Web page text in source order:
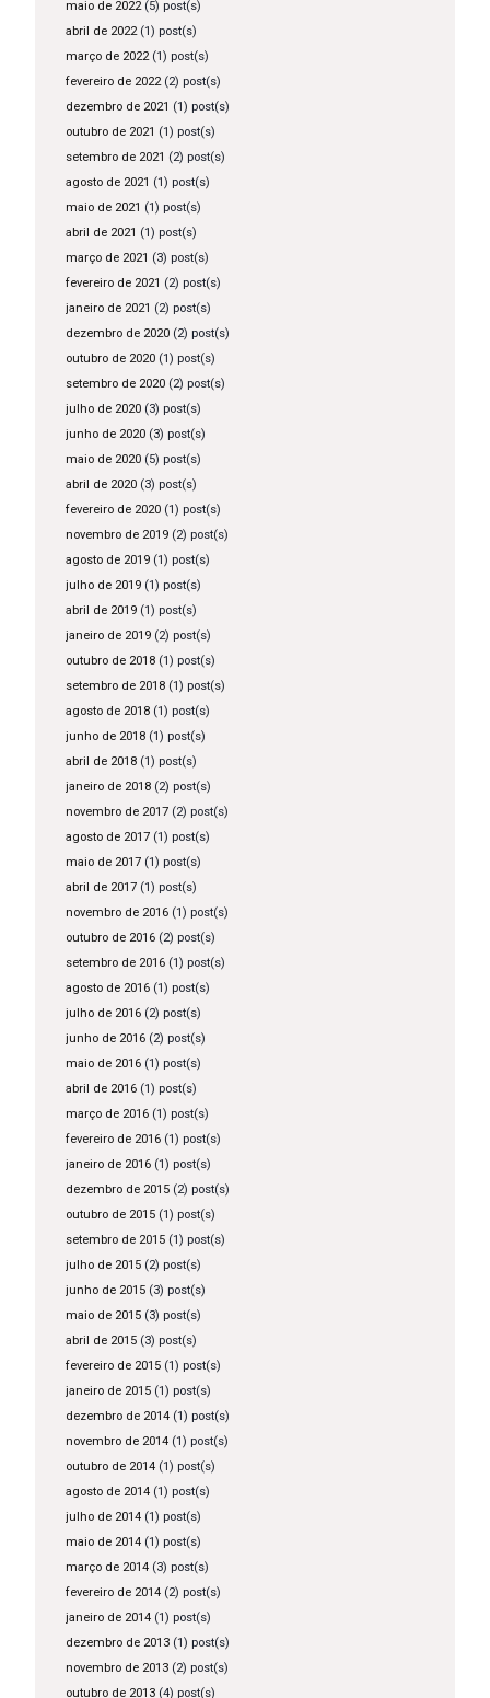
maio de 2022(5) post(s)
abril de 2022(1) post(s)
março de 2022(1) post(s)
fevereiro de 2022(2) post(s)
dezembro de 2021 (1) post(s)
outubro de 2021 (1) post(s)
setembro de 2021 (2) post(s)
agosto de 2021 (1) post(s)
maio de 2021 (1) post(s)
abril de 2021 (1) post(s)
março de 2021 (3) post(s)
fevereiro de 2021 (2) post(s)
janeiro de 2021 (2) post(s)
dezembro de 2020(2) post(s)
outubro de 2020(1) post(s)
setembro de 2020(2) post(s)
julho de 2020(3) post(s)
junho de 2020(3) post(s)
maio de 2020(5) post(s)
abril de 2020(3) post(s)
fevereiro de 2020(1) post(s)
novembro de 2019(2) post(s)
agosto de 2019(1) post(s)
julho de 2019(1) post(s)
abril de 2019(1) post(s)
janeiro de 2019(2) post(s)
outubro de 2018(1) post(s)
setembro de 2018(1) post(s)
agosto de 2018(1) post(s)
junho de 2018(1) post(s)
abril de 2018(1) post(s)
janeiro de 2018(2) post(s)
novembro de 2017(2) post(s)
agosto de 2017(1) post(s)
maio de 2017(1) post(s)
abril de 2017(1) post(s)
novembro de 2016(1) post(s)
outubro de 2016(2) post(s)
setembro de 2016(1) post(s)
agosto de 2016(1) post(s)
julho de 2016(2) post(s)
junho de 2016(2) post(s)
maio de 2016(1) post(s)
abril de 2016(1) post(s)
março de 2016(1) post(s)
fevereiro de 2016(1) post(s)
janeiro de 2016(1) post(s)
dezembro de 2015(2) post(s)
outubro de 2015(1) post(s)
setembro de 2015(1) post(s)
julho de 2015(2) post(s)
junho de 2015(3) post(s)
maio de 2015(3) post(s)
abril de 2015(3) post(s)
fevereiro de 2015(1) post(s)
janeiro de 2015(1) post(s)
dezembro de 2014(1) post(s)
novembro de 2014(1) post(s)
outubro de 2014(1) post(s)
agosto de 2014(1) post(s)
julho de 2014(1) post(s)
maio de 2014(1) post(s)
março de 2014(3) post(s)
fevereiro de 2014(2) post(s)
janeiro de 2014(1) post(s)
dezembro de 2013(1) post(s)
novembro de 2013(2) post(s)
outubro de 2013(4) post(s)